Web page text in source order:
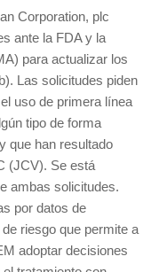
Corporation, plc
ante la FDA y la
para actualizar los
Las solicitudes piden
uso de primera línea
tipo de forma
que han resultado
(JCV). Se está
ambas solicitudes.
por datos de
riesgo que permite a
adoptar decisiones